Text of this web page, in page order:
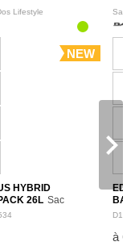
Lifestyle
NEW
HYBRID
26L Sac
de 26 L
Sacs
à
navigate_next